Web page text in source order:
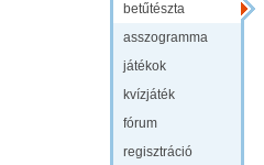
betűtészta
asszogramma
játékok
kvízjáték
fórum
regisztráció